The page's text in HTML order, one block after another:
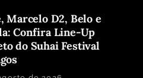
Marcelo D2, Belo e
Confira Line-Up
do Suhai Festival